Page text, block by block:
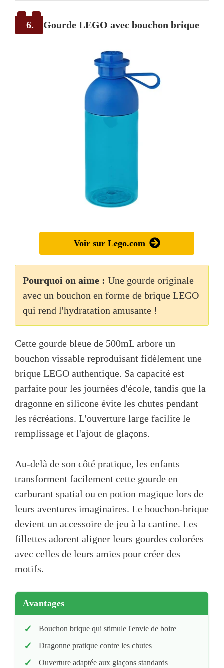
6. Gourde LEGO avec bouchon brique
Voir sur Lego.com
Pourquoi on aime : Une gourde originale
avec un bouchon en forme de brique LEGO
qui rend l'hydratation amusante !
Cette gourde bleue de 500mL arbore un
bouchon vissable reproduisant fidèlement une
brique LEGO authentique. Sa capacité est
parfaite pour les journées d'école, tandis que la
dragonne en silicone évite les chutes pendant
les récréations. L'ouverture large facilite le
remplissage et l'ajout de glaçons.
Au-delà de son côté pratique, les enfants
transforment facilement cette gourde en
carburant spatial ou en potion magique lors de
leurs aventures imaginaires. Le bouchon-brique
devient un accessoire de jeu à la cantine. Les
fillettes adorent aligner leurs gourdes colorées
avec celles de leurs amies pour créer des
motifs.
Avantages
Bouchon brique qui stimule l'envie de boire
Dragonne pratique contre les chutes
Ouverture adaptée aux glaçons standards